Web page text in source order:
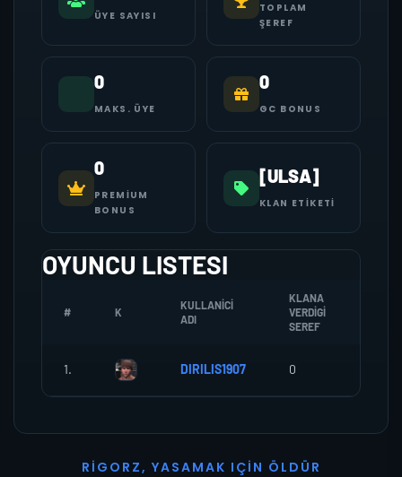
ÜYE SAYISI
TOPLAM
ŞEREF
0
MAKS. ÜYE
0
GC BONUS
0
PREMIUM
BONUS
[ULSA]
KLAN ETIKETI
OYUNCU LISTESI
# K
KULLANICI
ADI
KLANA
VERDIGI
SEREF
1. DIRILIS1907 0
R I G O R Z, YASAMAK I ÇI N Ö L D Ü R